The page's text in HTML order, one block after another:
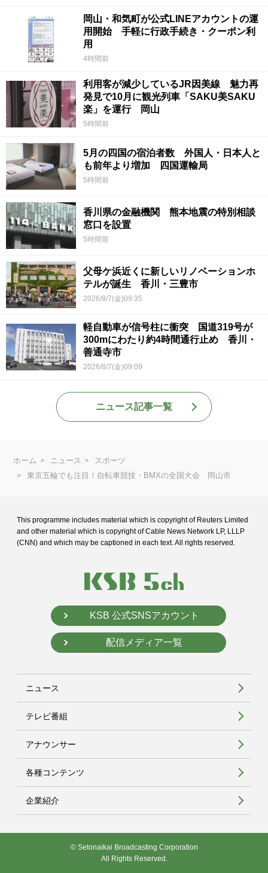
岡山・和気町が公式LINEアカウントの運
用開始 手軽に行政手続き・クーポン利
用
4時間前
利用客が減少しているJR因美線 魅力再
発見で10月に観光列車「SAKU美SAKU
楽」を運行 岡山
5時間前
5月の四国の宿泊者数 外国人・日本人と
も前年より増加 四国運輸局
5時間前
香川県の金融機関 熊本地震の特別相談
窓口を設置
5時間前
父母ケ浜近くに新しいリノベーションホ
テルが誕生 香川・三豊市
2026/8/7(金)09:35
軽自動車が信号柱に衝突 国道319号が
300mにわたり約4時間通行止め 香川・
善通寺市
2026/8/7(金)09:09
ニュース記事一覧
ホーム ニュース
スポーツ
東京五輪でも注目！自転車競技・BMXの全国大会 岡山市
This programme includes material which is copyright of Reuters Limited
and other material which is copyright of Cable News Network LP, LLLP
(CNN) and which may be captioned in each text. All rights reserved.
KSB 公式SNSアカウント
配信メディア一覧
ニュース
テレビ番組
アナウンサー
各種コンテンツ
企業紹介
© Setonaikai Broadcasting Corporation
All Rights Reserved.